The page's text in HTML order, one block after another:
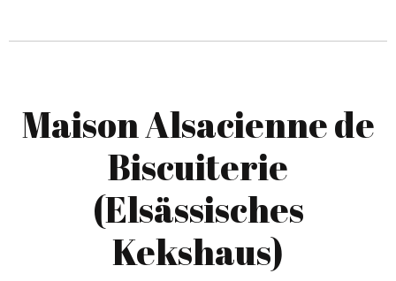
Maison Alsacienne de
Biscuiterie
(Elsässisches
Kekshaus)